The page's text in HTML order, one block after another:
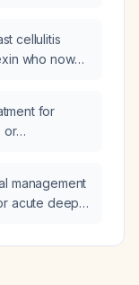
cellulitis
who now
for
or
management
acute deep